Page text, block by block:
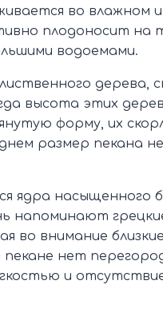
во влажном
плодоносит на
водоемами.
дерева,
высота этих
форму, их
размер пекана
ядра насыщенного
напоминают
во внимание
нет
и